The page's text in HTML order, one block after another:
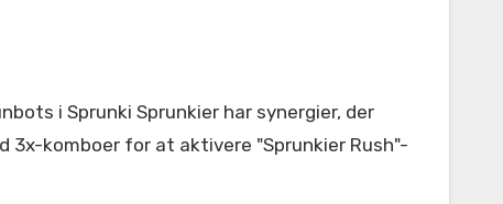
i Sprunki Sprunkier har synergier, der
komboer for at aktivere "Sprunkier Rush"-